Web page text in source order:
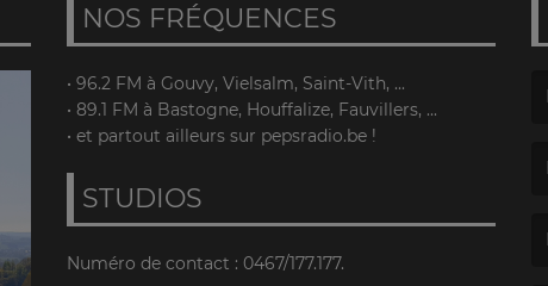
NOS FRÉQUENCES
• 96.2 FM à Gouvy, Vielsalm, Saint-Vith, ...
• 89.1 FM à Bastogne, Houffalize, Fauvillers, ...
• et partout ailleurs sur pepsradio.be !
STUDIOS
Numéro de contact : 0467/177.177.